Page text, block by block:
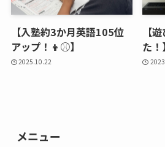
【入塾約3か月英語105位
アップ！👦⚾】
2025.10.22
【
た！】
メニュー